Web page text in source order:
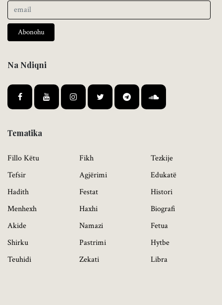
Abonohu
Na Ndiqni
Tematika
Fillo Këtu
Tefsir
Hadith
Menhexh
Akide
Shirku
Teuhidi
Fikh
Agjërimi
Festat
Haxhi
Namazi
Pastrimi
Zekati
Tezkije
Edukatë
Histori
Biografi
Fetua
Hytbe
Libra